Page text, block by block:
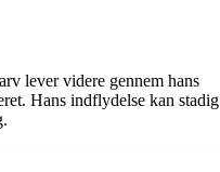
lever videre gennem hans
Hans indflydelse kan stadig